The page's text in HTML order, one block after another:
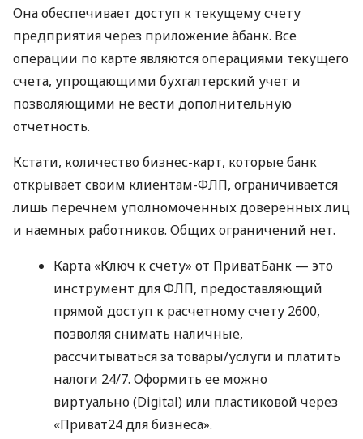
Она обеспечивает доступ к текущему счету
предприятия через приложение àбанк. Все
операции по карте являются операциями текущего
счета, упрощающими бухгалтерский учет и
позволяющими не вести дополнительную
отчетность.
Кстати, количество бизнес-карт, которые банк
открывает своим клиентам-ФЛП, ограничивается
лишь перечнем уполномоченных доверенных лиц
и наемных работников. Общих ограничений нет.
Карта «Ключ к счету» от ПриватБанк — это
инструмент для ФЛП, предоставляющий
прямой доступ к расчетному счету 2600,
позволяя снимать наличные,
рассчитываться за товары/услуги и платить
налоги 24/7. Оформить ее можно
виртуально (Digital) или пластиковой через
«Приват24 для бизнеса».